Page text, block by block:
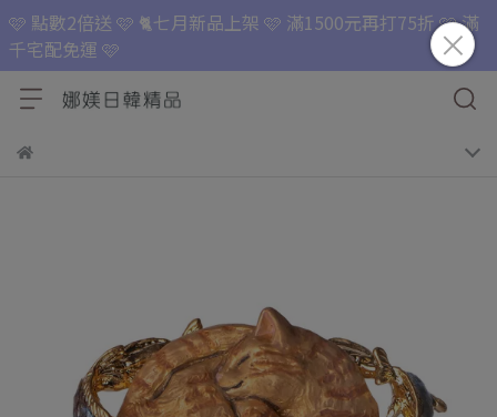
🩷 點數2倍送 🩷 🐈七月新品上架 🩷 滿1500元再打75折 🩷 滿
千宅配免運 🩷